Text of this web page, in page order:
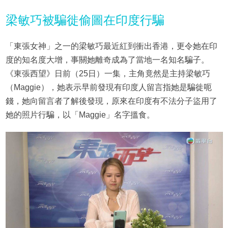
梁敏巧被騙徙偷圖在印度行騙
「東張女神」之一的梁敏巧最近紅到衝出香港，更令她在印
度的知名度大增，事關她離奇成為了當地一名知名騙子。
《東張西望》日前（25日）一集，主角竟然是主持梁敏巧
（Maggie），她表示早前發現有印度人留言指她是騙徙呃
錢，她向留言者了解後發現，原來在印度有不法分子盜用了
她的照片行騙，以「Maggie」名字搵食。